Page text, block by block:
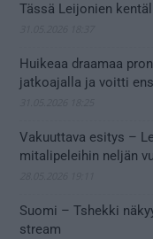
Tässä Leijonien
Huikeaa draamaa
jatkoajalla ja voitti
Vakuuttava esitys –
mitalipeleihin neljän
Suomi – Tshekki
stream